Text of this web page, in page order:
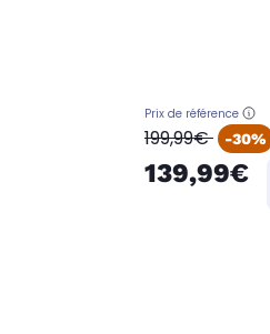
Prix de référence
oldPrice
199,99€ -30%
139,99€